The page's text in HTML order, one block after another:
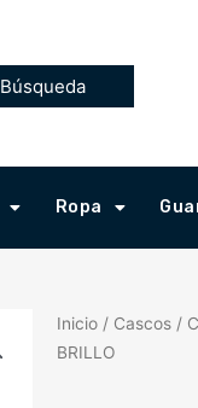
Ropa
Inicio/ Cascos/
BRILLO